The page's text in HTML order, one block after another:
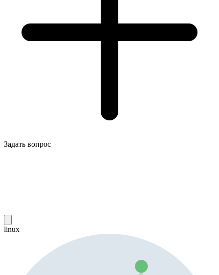
Задать вопрос
linux